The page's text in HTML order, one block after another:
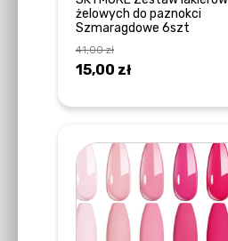
żelowych do paznokci
Szmaragdowe 6szt
41,00zł
Pierwotna
wynosiła:
15,00 złAktualna
wynosi: